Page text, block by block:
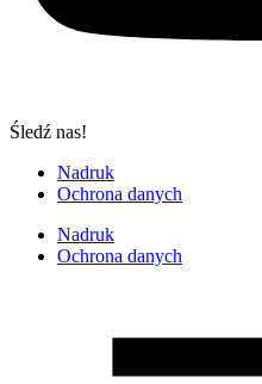
Śledź nas!
Nadruk
Ochrona danych
Nadruk
Ochrona danych